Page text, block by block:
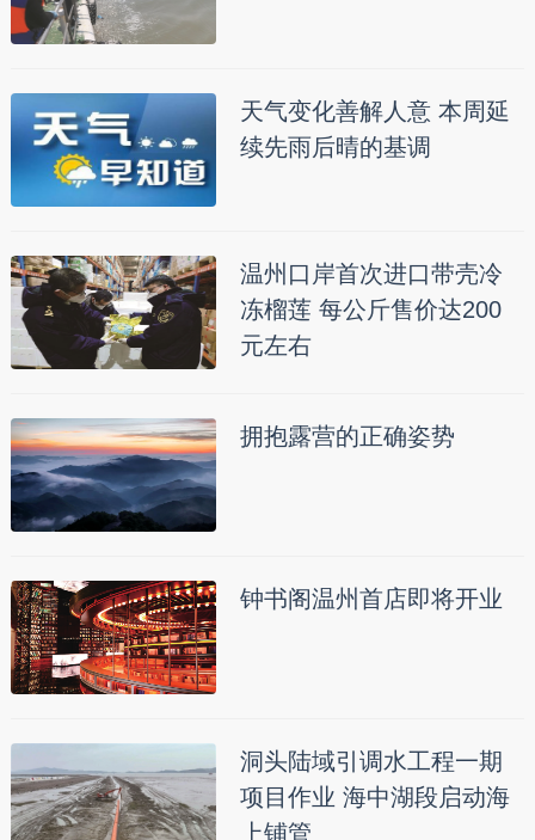
天气变化善解人意 本周延
续先雨后晴的基调
温州口岸首次进口带壳冷
冻榴莲 每公斤售价达200
元左右
拥抱露营的正确姿势
钟书阁温州首店即将开业
洞头陆域引调水工程一期
项目作业 海中湖段启动海
上铺管